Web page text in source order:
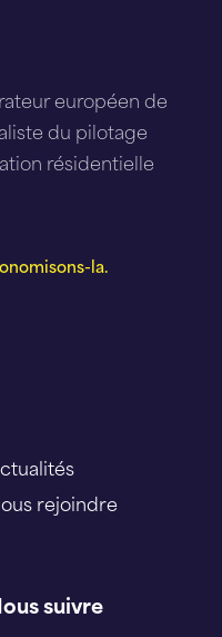
européen de
du pilotage
résidentielle
la.
rejoindre
suivre